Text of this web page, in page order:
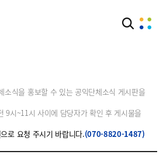
소식을 홍보할 수 있는 공익단체소식 게시판을
9시~11시 사이에 담당자가 확인 후 게시물을
로 요청 주시기 바랍니다.(070-8820-1487)